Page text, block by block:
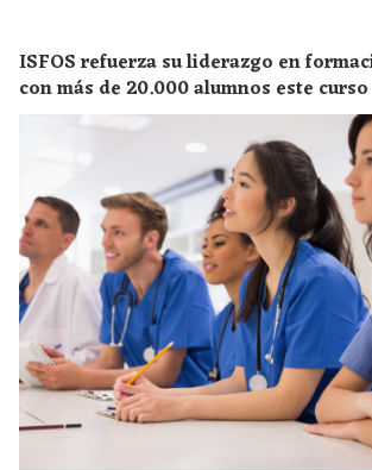
ISFOS refuerza su liderazgo en
con más de 20.000 alumnos este curso